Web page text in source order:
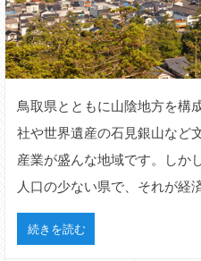
鳥取県とともに山陰地方を構
社や世界遺産の石見銀山など
産業が盛んな地域です。しか
人口の少ない県で、それが経
続きを読む